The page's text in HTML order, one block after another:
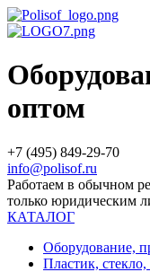
оптом
+7 (495) 849-29-70
info@polisof.ru
Работаем в обычном
только юридическим
КАТАЛОГ
Оборудование,
Пластик,